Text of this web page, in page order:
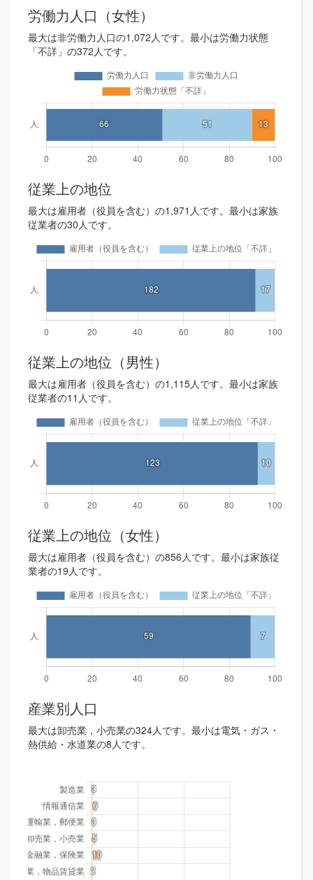
労働力人口（女性）
最大は非労働力人口の1,072人です。最小は労働力状態
「不詳」の372人です。
従業上の地位
最大は雇用者（役員を含む）の1,971人です。最小は家族
従業者の30人です。
従業上の地位（男性）
最大は雇用者（役員を含む）の1,115人です。最小は家族
従業者の11人です。
従業上の地位（女性）
最大は雇用者（役員を含む）の856人です。最小は家族従
業者の19人です。
産業別人口
最大は卸売業，小売業の324人です。最小は電気・ガス・
熱供給・水道業の8人です。